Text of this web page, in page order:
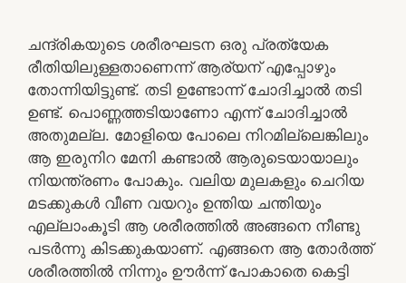
ചന്ദ്രികയുടെ ശരീരഘടന ഒരു പ്രത്യേക
രീതിയിലുള്ളതാണെന്ന് ആര്യന് എപ്പോഴും
തോന്നിയിട്ടുണ്ട്. തടി ഉണ്ടോന്ന് ചോദിച്ചാൽ തടി
ഉണ്ട്. പൊണ്ണത്തടിയാണോ എന്ന് ചോദിച്ചാൽ
അതുമല്ല. മോളിയെ പോലെ നിറമില്ലെങ്കിലും
ആ ഇരുനിറ മേനി കണ്ടാൽ ആരുടെയായാലും
നിയന്ത്രണം പോകും. വലിയ മുലകളും ചെറിയ
മടക്കുകൾ വീണ വയറും ഉന്തിയ ചന്തിയും
എല്ലാംകൂടി ആ ശരീരത്തിൽ അങ്ങനെ നീണ്ടു
പടർന്നു കിടക്കുകയാണ്. എങ്ങനെ ആ തോർത്ത്
ശരീരത്തിൽ നിന്നും ഊർന്ന് പോകാതെ കെട്ടി